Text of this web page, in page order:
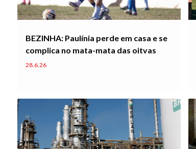
BEZINHA: Paulínia perde em casa e se
complica no mata-mata das oitvas
28.6.26